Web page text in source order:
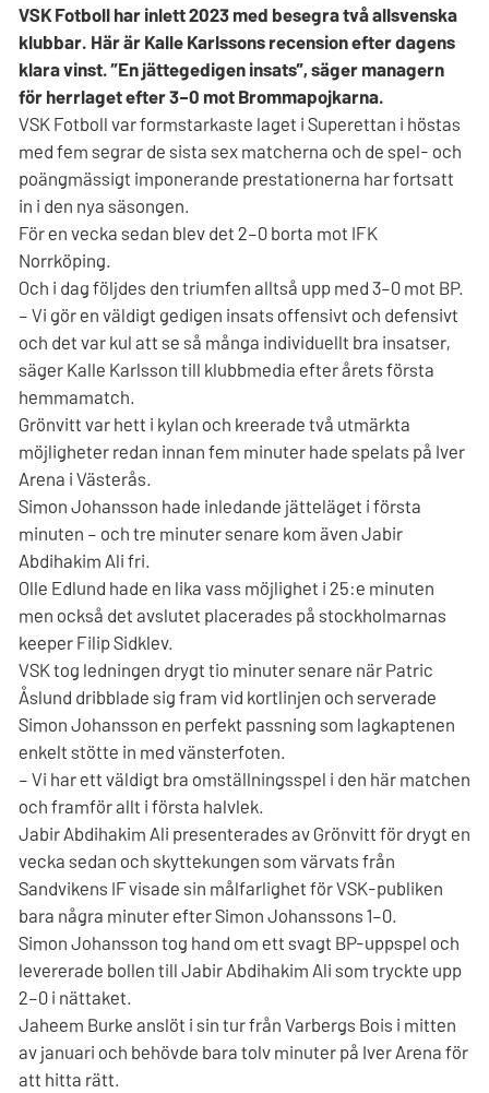
VSK Fotboll har inlett 2023 med besegra två allsvenska
klubbar. Här är Kalle Karlssons recension efter dagens
klara vinst. ”En jättegedigen insats”, säger managern
för herrlaget efter 3–0 mot Brommapojkarna.
VSK Fotboll var formstarkaste laget i Superettan i höstas
med fem segrar de sista sex matcherna och de spel- och
poängmässigt imponerande prestationerna har fortsatt
in i den nya säsongen.
För en vecka sedan blev det 2–0 borta mot IFK
Norrköping.
Och i dag följdes den triumfen alltså upp med 3–0 mot BP.
– Vi gör en väldigt gedigen insats offensivt och defensivt
och det var kul att se så många individuellt bra insatser,
säger Kalle Karlsson till klubbmedia efter årets första
hemmamatch.
Grönvitt var hett i kylan och kreerade två utmärkta
möjligheter redan innan fem minuter hade spelats på Iver
Arena i Västerås.
Simon Johansson hade inledande jätteläget i första
minuten – och tre minuter senare kom även Jabir
Abdihakim Ali fri.
Olle Edlund hade en lika vass möjlighet i 25:e minuten
men också det avslutet placerades på stockholmarnas
keeper Filip Sidklev.
VSK tog ledningen drygt tio minuter senare när Patric
Åslund dribblade sig fram vid kortlinjen och serverade
Simon Johansson en perfekt passning som lagkaptenen
enkelt stötte in med vänsterfoten.
– Vi har ett väldigt bra omställningsspel i den här matchen
och framför allt i första halvlek.
Jabir Abdihakim Ali presenterades av Grönvitt för drygt en
vecka sedan och skyttekungen som värvats från
Sandvikens IF visade sin målfarlighet för VSK-publiken
bara några minuter efter Simon Johanssons 1–0.
Simon Johansson tog hand om ett svagt BP-uppspel och
levererade bollen till Jabir Abdihakim Ali som tryckte upp
2–0 i nättaket.
Jaheem Burke anslöt i sin tur från Varbergs Bois i mitten
av januari och behövde bara tolv minuter på Iver Arena för
att hitta rätt.